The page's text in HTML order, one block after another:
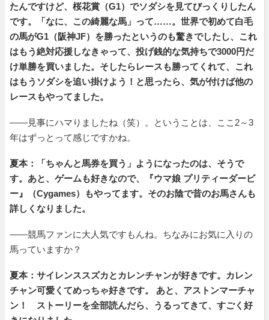
たんですけど、桜花賞（G1）でソダシを見てびっくりしたん
です。「なに、この綺麗な馬」って……。世界で初めて白毛
の馬がG1（阪神JF）を勝ったというのも驚きでしたし、これ
はもう絶対応援しなきゃって、投げ銭的な気持ちで3000円だ
け単勝を買いました。そしたらレースも勝ってくれて、これ
はもうソダシを追い掛けよう！と思ったら、気が付けば他の
レースもやってました。
――見事にハマりましたね（笑）。ということは、ここ2～3
年はずっとって感じですかね。
夏本：「ちゃんと馬券を買う」ようになったのは、そうで
す。あと、ゲームも好きなので、『ウマ娘 プリティーダービ
ー』（Cygames）もやってます。そのお陰で昔のお馬さんも
詳しくなりました。
――競馬ファンに大人気ですもんね。ちなみにお気に入りの
馬っていますか？
夏本：サイレンススズカとカレンチャンが好きです。カレン
チャン可愛くてめっちゃ好きです。 あと、アストンマーチャ
ン！ ストーリーを全部読んだら、うるってきて、すごく好